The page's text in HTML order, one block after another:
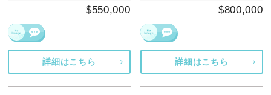
$550,000
詳細はこちら
$800,000
詳細はこちら